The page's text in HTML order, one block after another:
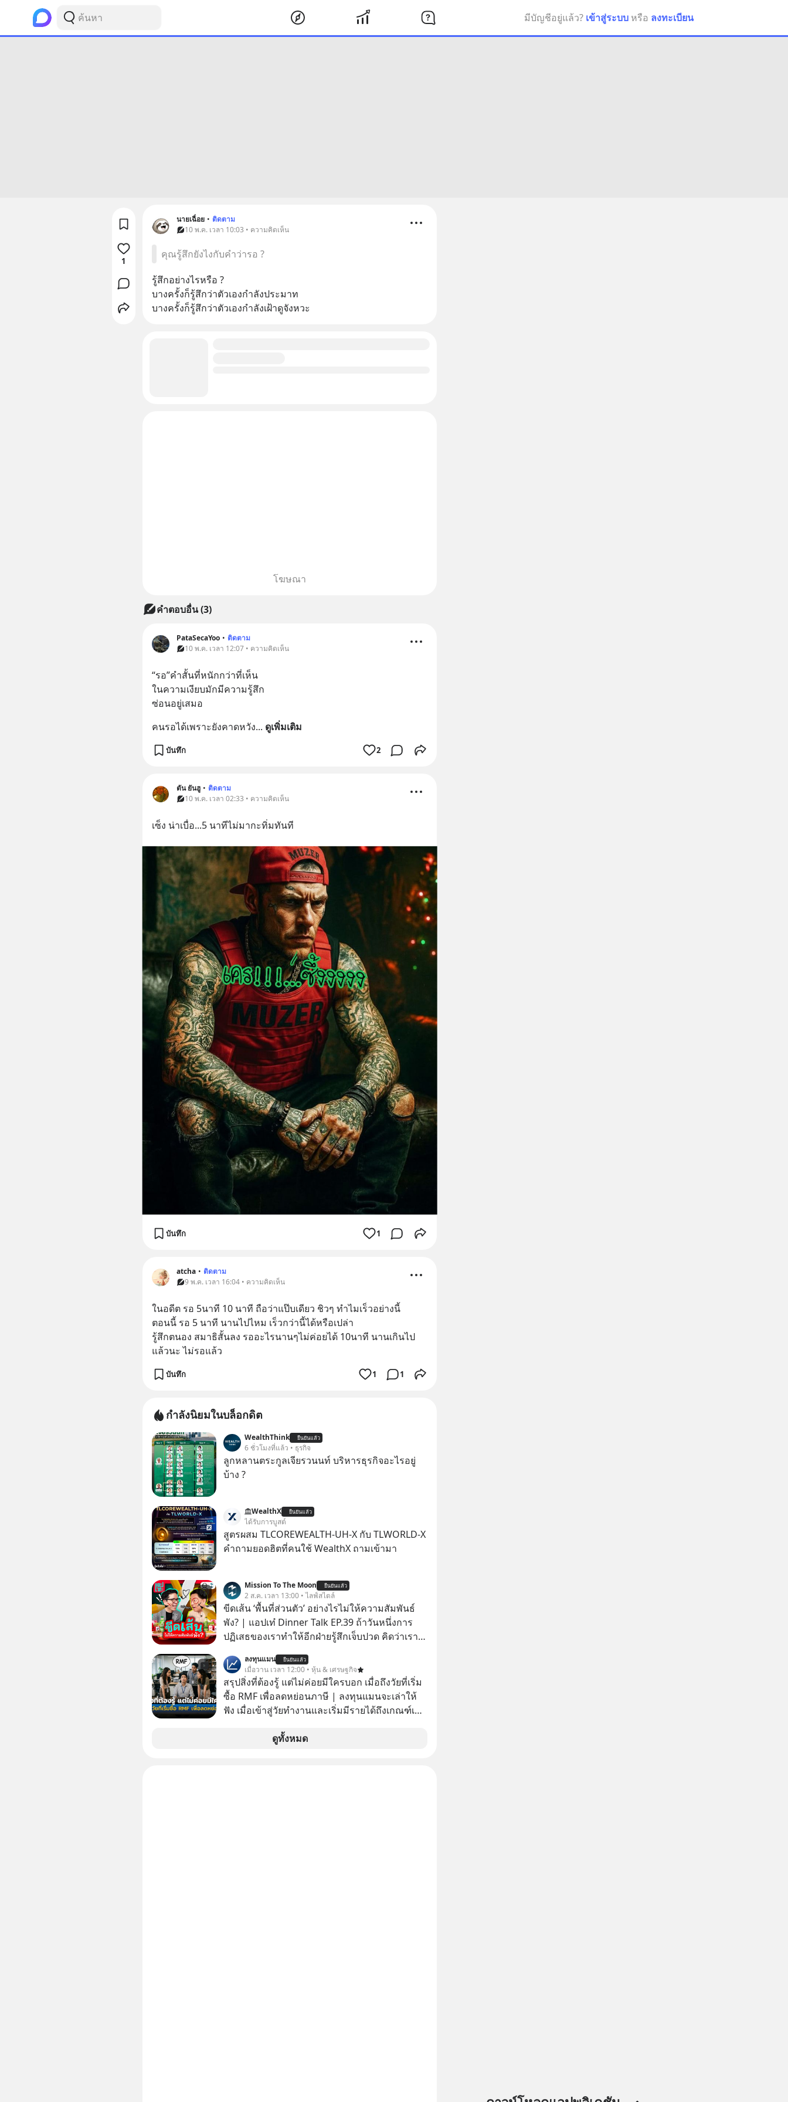
มีบัญชีอยู่แล้ว? เข้าสู่ระบบ หรือ ลงทะเบียน
นายเฉื่อย • ติดตาม
10 พ.ค. เวลา 10:03 • ความคิดเห็น
คุณรู้สึกยังไงกับคำว่ารอ ?
รู้สึกอย่างไรหรือ ?
บางครั้งก็รู้สึกว่าตัวเองกำลังประมาท
บางครั้งก็รู้สึกว่าตัวเองกำลังเฝ้าดูจังหวะ
1
โฆษณา
คำตอบอื่น(3)
PataSecaYoo • ติดตาม
10 พ.ค. เวลา 12:07 • ความคิดเห็น
“รอ”คำสั้นที่หนักกว่าที่เห็น
ในความเงียบมักมีความรู้สึก
ซ่อนอยู่เสมอ
คนรอได้เพราะยังคาดหวัง... ดูเพิ่มเติม
บันทึก 2
ตัน ยันฮู • ติดตาม
10 พ.ค. เวลา 02:33 • ความคิดเห็น
เซ็ง น่าเบื่อ...5 นาทีไม่มากะทิ่มทันที
บันทึก 1
atcha • ติดตาม
9 พ.ค. เวลา 16:04 • ความคิดเห็น
ในอดีต รอ 5นาที 10 นาที ถือว่าแป๊บเดียว ชิวๆ ทำไมเร็วอย่างนี้
ตอนนี้ รอ 5 นาที นานไปไหม เร็วกว่านี้ได้หรือเปล่า
รู้สึกตนอง สมาธิสั้นลง รออะไรนานๆไม่ค่อยได้ 10นาที นานเกินไป
แล้วนะ ไม่รอแล้ว
บันทึก 1 1
กำลังนิยมในบล็อกดิต
WealthThink ยืนยันแล้ว
6 ชั่วโมงที่แล้ว • ธุรกิจ
ลูกหลานตระกูลเจียรวนนท์ บริหารธุรกิจอะไรอยู่
บ้าง ?
WealthX ยืนยันแล้ว
ได้รับการบูสต์
สูตรผสม TLCOREWEALTH-UH-X กับ TLWORLD-X
คำถามยอดฮิตที่คนใช้ WealthX ถามเข้ามา
Mission To The Moon ยืนยันแล้ว
2 ส.ค. เวลา 13:00 • ไลฟ์สไตล์
ขีดเส้น ‘พื้นที่ส่วนตัว’ อย่างไรไม่ให้ความสัมพันธ์
พัง? | แอปเท๋ Dinner Talk EP.39 ถ้าวันหนึ่งการ
ปฏิเสธของเราทำให้อีกฝ่ายรู้สึกเจ็บปวด คิดว่าเรา
ไม่เคยปฏิเสธใครอย่างนี้มาก่อน แต่พอตั้งใจจะ
‘สร้างขอบเขต’ เพื่อตัวเองดูสักครั้ง กลับทำให้เกิด
รอยร้าวในความสัมพันธ์เสียอย่างนั้น โดยรายการ
แอปเท๋ Dinner Talk ในวันนี้โฮสต์ทั้ง 2 ท่าน แทป-
รวิศ หาญอุตสาหะ และ เอ๋ นิ้วกลม-สราวุธ เฮ้ง
สวัสดิ์ จะพาทุกคนไปสำรวจวิธีสร้างขอบเขตเพื่อ
รักษาใจของตัวเองและรักษาความสัมพันธ์ของคน
ลงทุนแมน ยืนยันแล้ว
เมื่อวาน เวลา 12:00 • หุ้น & เศรษฐกิจ
สรุปสิ่งที่ต้องรู้ แต่ไม่ค่อยมีใครบอก เมื่อถึงวัยที่เริ่ม
ซื้อ RMF เพื่อลดหย่อนภาษี | ลงทุนแมนจะเล่าให้
ฟัง เมื่อเข้าสู่วัยทำงานและเริ่มมีรายได้ถึงเกณฑ์เสีย
เพราะนอกจากจะช่วยลดหย่อนภาษีได้แล้ว ยังเป็น
ดูทั้งหมด